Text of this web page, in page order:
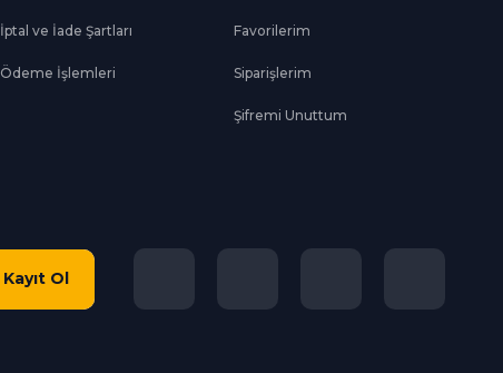
İptal ve İade Şartları
Ödeme İşlemleri
Favorilerim
Siparişlerim
Şifremi Unuttum
Kayıt Ol